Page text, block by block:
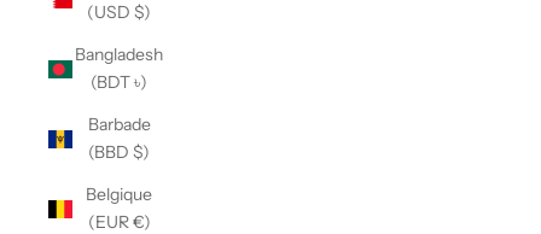
(USD $)
Bangladesh
(BDT ৳)
Barbade
(BBD $)
Belgique
(EUR €)